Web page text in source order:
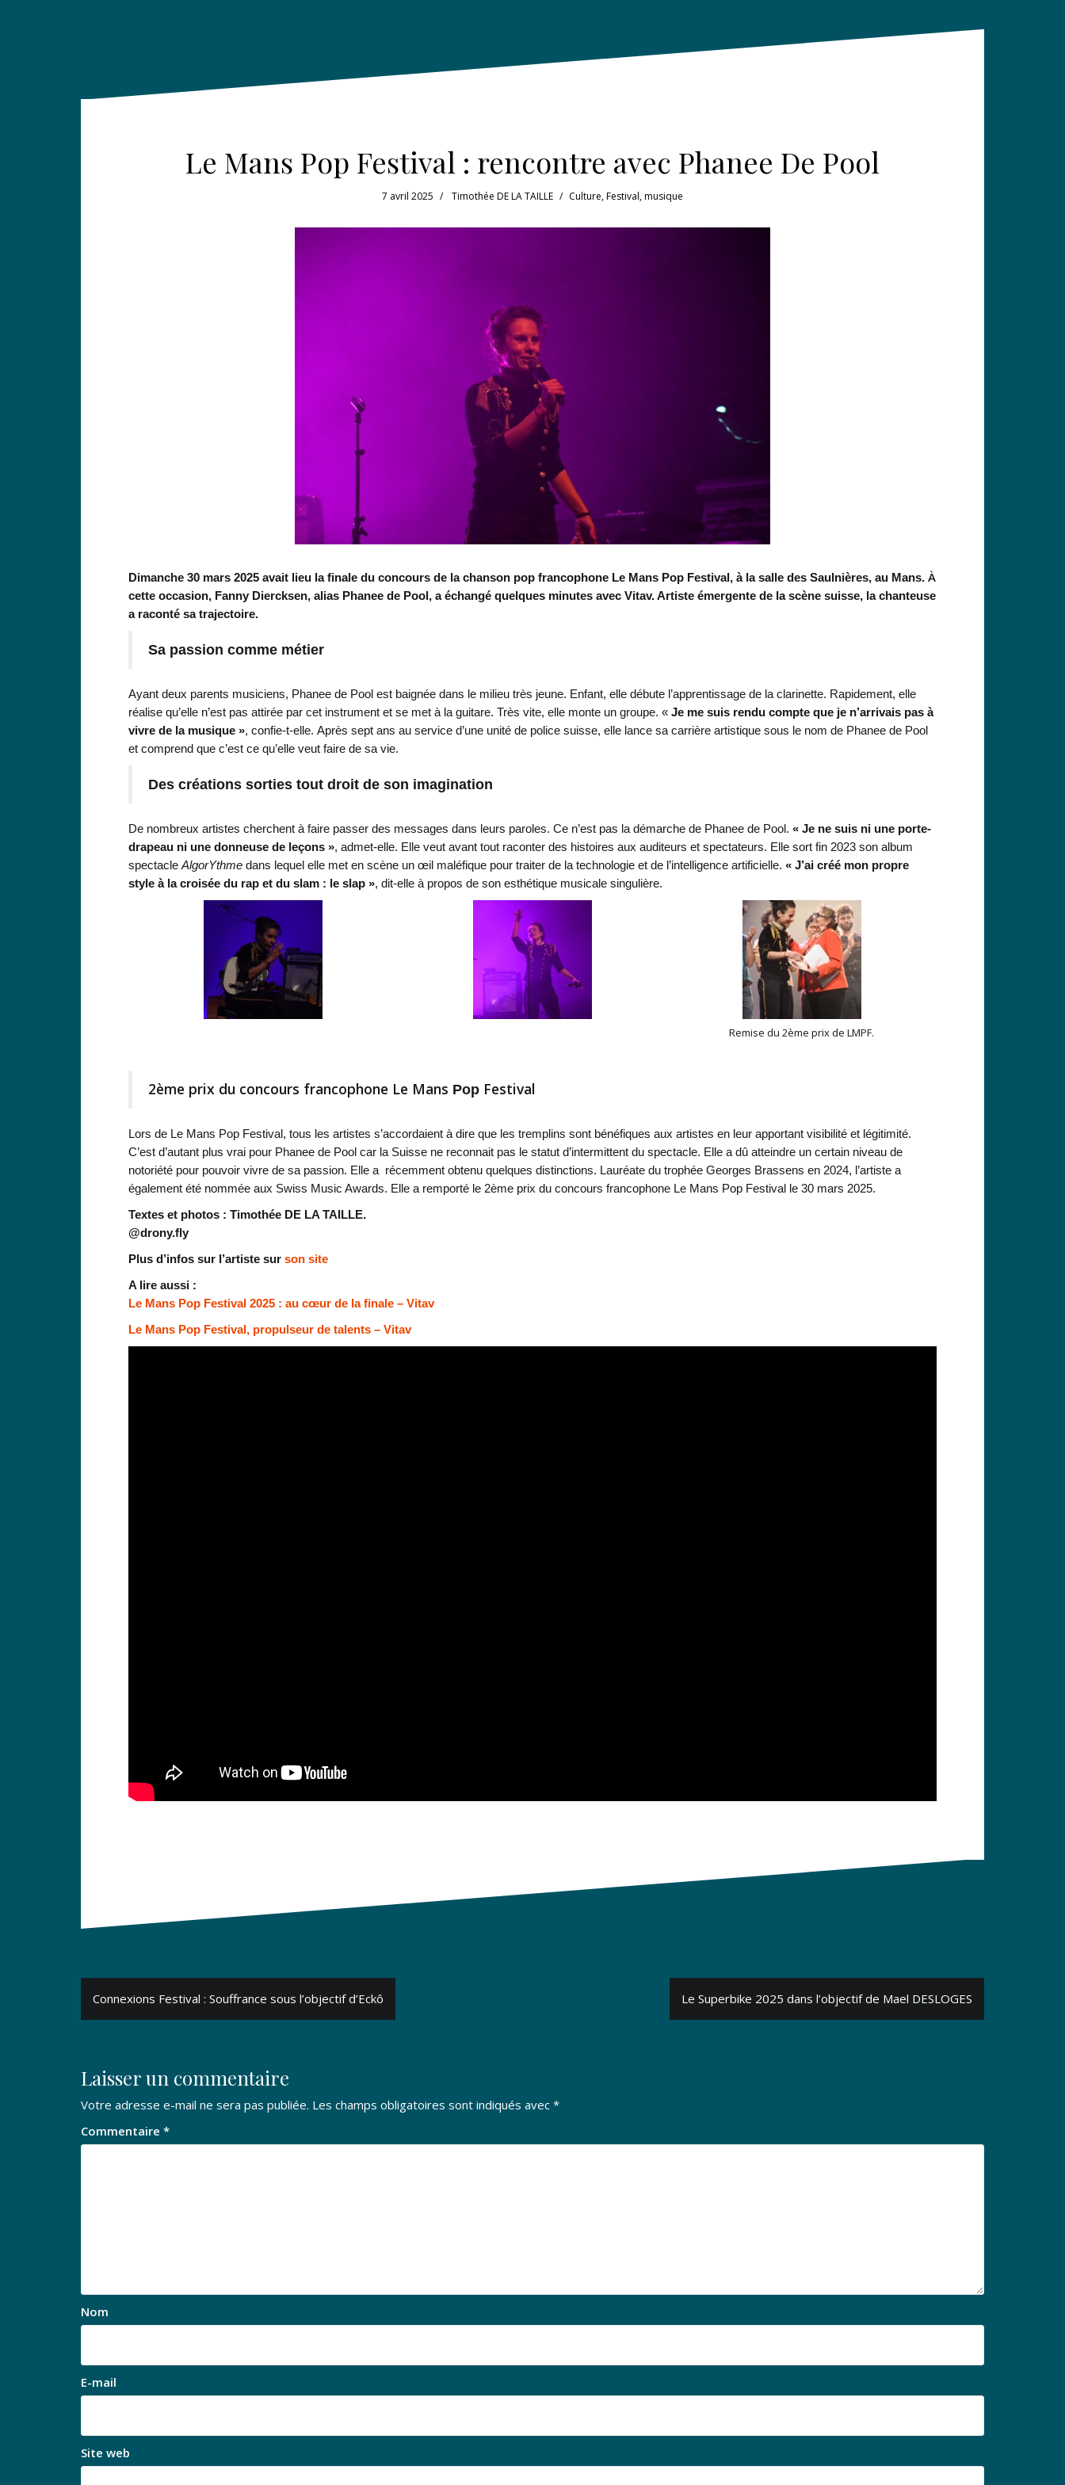
Le Mans Pop Festival : rencontre avec Phanee De Pool
7 avril 2025 Timothée DE LA TAILLE Culture,Festival,musique
Dimanche 30 mars 2025 avait lieu la finale du concours de la chanson pop francophone Le Mans Pop Festival, à la salle des Saulnières, au Mans. À
cette occasion, Fanny Diercksen, alias Phanee de Pool, a échangé quelques minutes avec Vitav. Artiste émergente de la scène suisse, la chanteuse
a raconté sa trajectoire.
Sa passion comme métier
Ayant deux parents musiciens, Phanee de Pool est baignée dans le milieu très jeune. Enfant, elle débute l’apprentissage de la clarinette. Rapidement, elle
réalise qu’elle n’est pas attirée par cet instrument et se met à la guitare. Très vite, elle monte un groupe. « Je me suis rendu compte que je n’arrivais pas à
vivre de la musique », confie-t-elle. Après sept ans au service d’une unité de police suisse, elle lance sa carrière artistique sous le nom de Phanee de Pool
et comprend que c’est ce qu’elle veut faire de sa vie.
Des créations sorties tout droit de son imagination
De nombreux artistes cherchent à faire passer des messages dans leurs paroles. Ce n’est pas la démarche de Phanee de Pool. « Je ne suis ni une porte-
drapeau ni une donneuse de leçons », admet-elle. Elle veut avant tout raconter des histoires aux auditeurs et spectateurs. Elle sort fin 2023 son album
spectacle AlgorYthme dans lequel elle met en scène un œil maléfique pour traiter de la technologie et de l’intelligence artificielle. « J’ai créé mon propre
style à la croisée du rap et du slam : le slap », dit-elle à propos de son esthétique musicale singulière.
Remise du 2ème prix de LMPF.
2ème prix du concours francophone Le Mans Pop Festival
Lors de Le Mans Pop Festival, tous les artistes s’accordaient à dire que les tremplins sont bénéfiques aux artistes en leur apportant visibilité et légitimité.
C’est d’autant plus vrai pour Phanee de Pool car la Suisse ne reconnait pas le statut d’intermittent du spectacle. Elle a dû atteindre un certain niveau de
notoriété pour pouvoir vivre de sa passion. Elle a récemment obtenu quelques distinctions. Lauréate du trophée Georges Brassens en 2024, l’artiste a
également été nommée aux Swiss Music Awards. Elle a remporté le 2ème prix du concours francophone Le Mans Pop Festival le 30 mars 2025.
Textes et photos : Timothée DE LA TAILLE.
@drony.fly
Plus d’infos sur l’artiste sur son site
A lire aussi :
Le Mans Pop Festival 2025 : au cœur de la finale – Vitav
Le Mans Pop Festival, propulseur de talents – Vitav
Navigation
de
Connexions Festival : Souffrance sous l’objectif d’Eckô Le Superbike 2025 dans l’objectif de Mael DESLOGES
Laisser un commentaire
Votre adresse e-mail ne sera pas publiée. Les champs obligatoires sont indiqués avec *
Commentaire *
Nom
E-mail
Site web